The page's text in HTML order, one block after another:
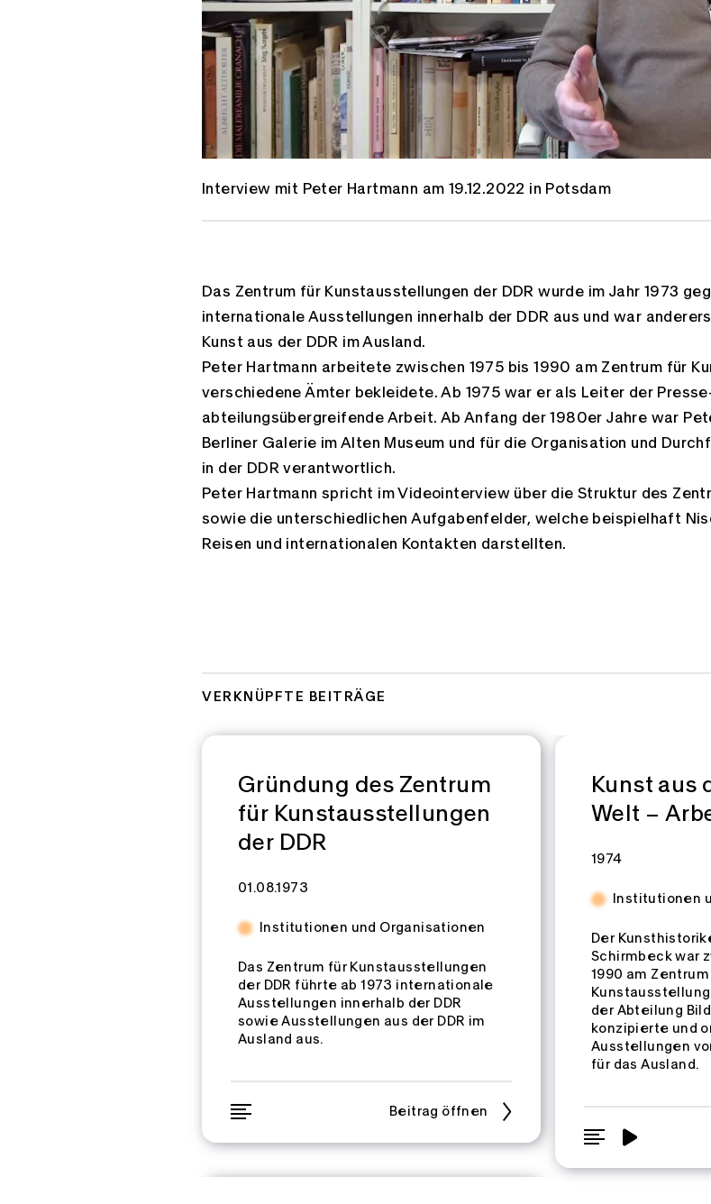
Interview mit Peter Hartmann am 19.12.2022 in Potsdam
Das Zentrum für Kunstausstellungen der DDR wurde im Jahr 1973
internationale Ausstellungen innerhalb der DDR aus und war
Kunst aus der DDR im Ausland.
Peter Hartmann arbeitete zwischen 1975 bis 1990 am Zentrum für
verschiedene Ämter bekleidete. Ab 1975 war er als Leiter der
abteilungsübergreifende Arbeit. Ab Anfang der 1980er Jahre war
Berliner Galerie im Alten Museum und für die Organisation und
in der DDR verantwortlich.
Peter Hartmann spricht im Videointerview über die Struktur des
sowie die unterschiedlichen Aufgabenfelder, welche beispielhaft
Reisen und internationalen Kontakten darstellten.
VERKNÜPFTE BEITRÄGE
Gründung des Zentrum
für Kunstausstellungen
der DDR
Zeitspannen:
01.08.1973
Institutionen und Organisationen
Das Zentrum für Kunstausstellungen
der DDR führte ab 1973 internationale
Ausstellungen innerhalb der DDR
sowie Ausstellungen aus der DDR im
Ausland aus.
Beitrag öffnen
Kunst aus
Welt –
Zeitspannen:
1974
Institutionen
Der
Schirmbeck war
1990 am
der Abteilung
konzipierte und
Ausstellungen
für das Ausland.